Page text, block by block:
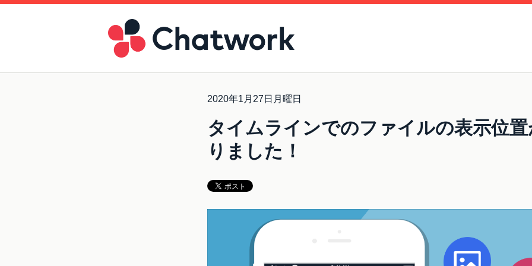
2020年1月27日月曜日
タイムラインでのファイルの表示位
りました！